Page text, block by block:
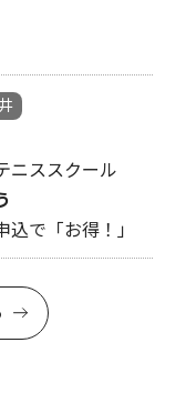
ニススクール
込で「お得！」